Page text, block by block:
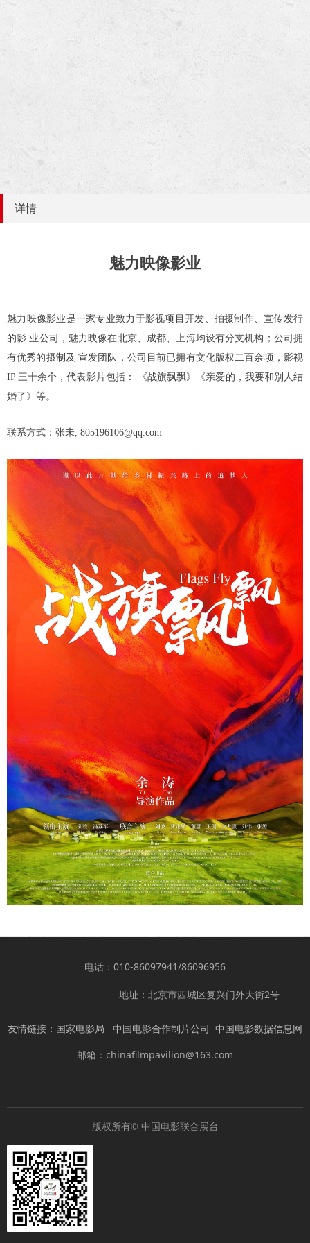
魅力映像影业
魅力映像影业是一家专业致力于影视项目开发、拍摄制作、宣传发行
的影 业公司，魅力映像在北京、成都、上海均设有分支机构；公司拥
有优秀的摄制及 宣发团队，公司目前已拥有文化版权二百余项，影视
IP 三十余个，代表影片包括： 《战旗飘飘》《亲爱的，我要和别人结
婚了》等。
联系方式：张未, 805196106@qq.com
详情
版权所有© 中国电影联合展台
友情链接： 国家电影局 中国电影合作制片公司 中国电影数据信息网
电话：010-86097941/86096956
邮箱：chinafilmpavilion@163.com
地址：北京市西城区复兴门外大街2号